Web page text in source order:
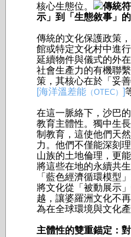
核心生態位。
傳統
示」到「生態敘事」
傳統的文化保護政策
館或特定文化村中進
延續物件與儀式的外
社會生產力的有機聯
策，其核心在於「妥
[海洋溫差能 （OTEC） ]
在這一脈絡下，沙巴
教育主體性。獨中生
制教育，這使他們天
力。他們不僅能深刻
山族的土地倫理，更
將這些在地的永續共
「藍色經濟循環模型
將文化從「被動展示
越，讓婆羅洲文化不
為在全球環境與文化
主體性的雙重錨定：